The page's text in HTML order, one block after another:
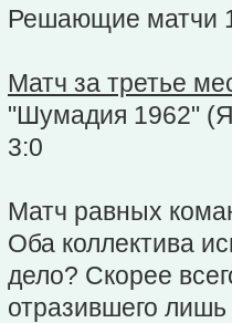
Решающие матчи
Матч за третье
"Шумадия 1962"
3:0
Матч равных
Оба коллектива
дело? Скорее
отразившего